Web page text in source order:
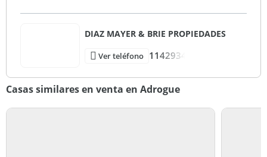
DIAZ MAYER & BRIE PROPIEDADES
Ver teléfono 1142934
Casas similares en venta en Adrogue